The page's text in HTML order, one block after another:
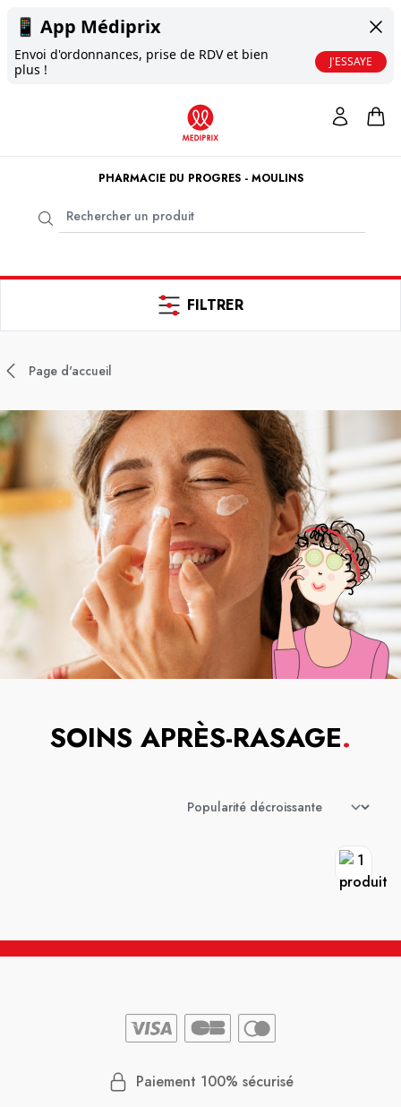
📱 App Médiprix
Envoi d'ordonnances, prise de RDV et bien
plus !
J'ESSAYE
PHARMACIE DU PROGRES - MOULINS
FILTRER
Page d'accueil
SOINS APRÈS-RASAGE.
Paiement 100% sécurisé